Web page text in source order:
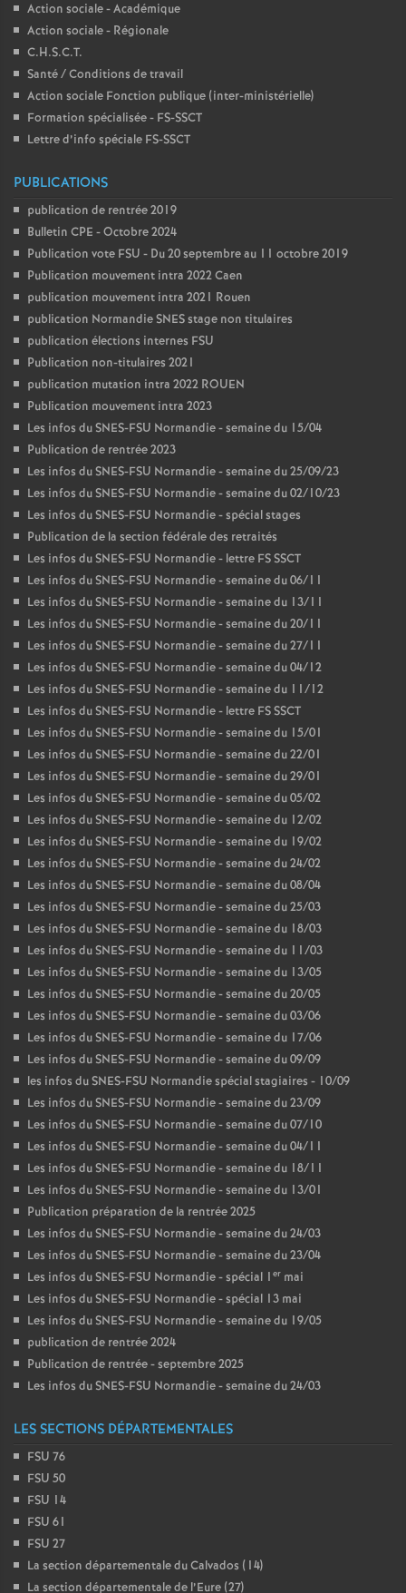
Action sociale - Académique
Action sociale - Régionale
C.H.S.C.T.
Santé / Conditions de travail
Action sociale Fonction publique (inter-ministérielle)
Formation spécialisée - FS-SSCT
Lettre d’info spéciale FS-SSCT
PUBLICATIONS
publication de rentrée 2019
Bulletin CPE - Octobre 2024
Publication vote FSU - Du 20 septembre au 11 octobre 2019
Publication mouvement intra 2022 Caen
publication mouvement intra 2021 Rouen
publication Normandie SNES stage non titulaires
publication élections internes FSU
Publication non-titulaires 2021
publication mutation intra 2022 ROUEN
Publication mouvement intra 2023
Les infos du SNES-FSU Normandie - semaine du 15/04
Publication de rentrée 2023
Les infos du SNES-FSU Normandie - semaine du 25/09/23
Les infos du SNES-FSU Normandie - semaine du 02/10/23
Les infos du SNES-FSU Normandie - spécial stages
Publication de la section fédérale des retraités
Les infos du SNES-FSU Normandie - lettre FS SSCT
Les infos du SNES-FSU Normandie - semaine du 06/11
Les infos du SNES-FSU Normandie - semaine du 13/11
Les infos du SNES-FSU Normandie - semaine du 20/11
Les infos du SNES-FSU Normandie - semaine du 27/11
Les infos du SNES-FSU Normandie - semaine du 04/12
Les infos du SNES-FSU Normandie - semaine du 11/12
Les infos du SNES-FSU Normandie - lettre FS SSCT
Les infos du SNES-FSU Normandie - semaine du 15/01
Les infos du SNES-FSU Normandie - semaine du 22/01
Les infos du SNES-FSU Normandie - semaine du 29/01
Les infos du SNES-FSU Normandie - semaine du 05/02
Les infos du SNES-FSU Normandie - semaine du 12/02
Les infos du SNES-FSU Normandie - semaine du 19/02
Les infos du SNES-FSU Normandie - semaine du 24/02
Les infos du SNES-FSU Normandie - semaine du 08/04
Les infos du SNES-FSU Normandie - semaine du 25/03
Les infos du SNES-FSU Normandie - semaine du 18/03
Les infos du SNES-FSU Normandie - semaine du 11/03
Les infos du SNES-FSU Normandie - semaine du 13/05
Les infos du SNES-FSU Normandie - semaine du 20/05
Les infos du SNES-FSU Normandie - semaine du 03/06
Les infos du SNES-FSU Normandie - semaine du 17/06
Les infos du SNES-FSU Normandie - semaine du 09/09
les infos du SNES-FSU Normandie spécial stagiaires - 10/09
Les infos du SNES-FSU Normandie - semaine du 23/09
Les infos du SNES-FSU Normandie - semaine du 07/10
Les infos du SNES-FSU Normandie - semaine du 04/11
Les infos du SNES-FSU Normandie - semaine du 18/11
Les infos du SNES-FSU Normandie - semaine du 13/01
Publication préparation de la rentrée 2025
Les infos du SNES-FSU Normandie - semaine du 24/03
Les infos du SNES-FSU Normandie - semaine du 23/04
Les infos du SNES-FSU Normandie - spécial 1 er mai
Les infos du SNES-FSU Normandie - spécial 13 mai
Les infos du SNES-FSU Normandie - semaine du 19/05
publication de rentrée 2024
Publication de rentrée - septembre 2025
Les infos du SNES-FSU Normandie - semaine du 24/03
LES SECTIONS DÉPARTEMENTALES
FSU 76
FSU 50
FSU 14
FSU 61
FSU 27
La section départementale du Calvados (14)
La section départementale de l’Eure (27)